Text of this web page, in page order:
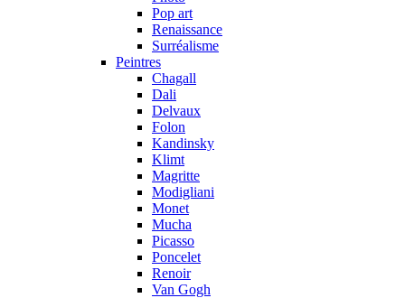
Pop art
Renaissance
Surréalisme
Peintres
Chagall
Dali
Delvaux
Folon
Kandinsky
Klimt
Magritte
Modigliani
Monet
Mucha
Picasso
Poncelet
Renoir
Van Gogh